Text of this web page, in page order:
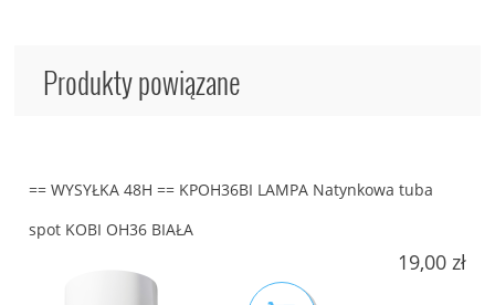
Produkty powiązane
== WYSYŁKA 48H == KPOH36BI LAMPA Natynkowa tuba
spot KOBI OH36 BIAŁA
19,00 zł